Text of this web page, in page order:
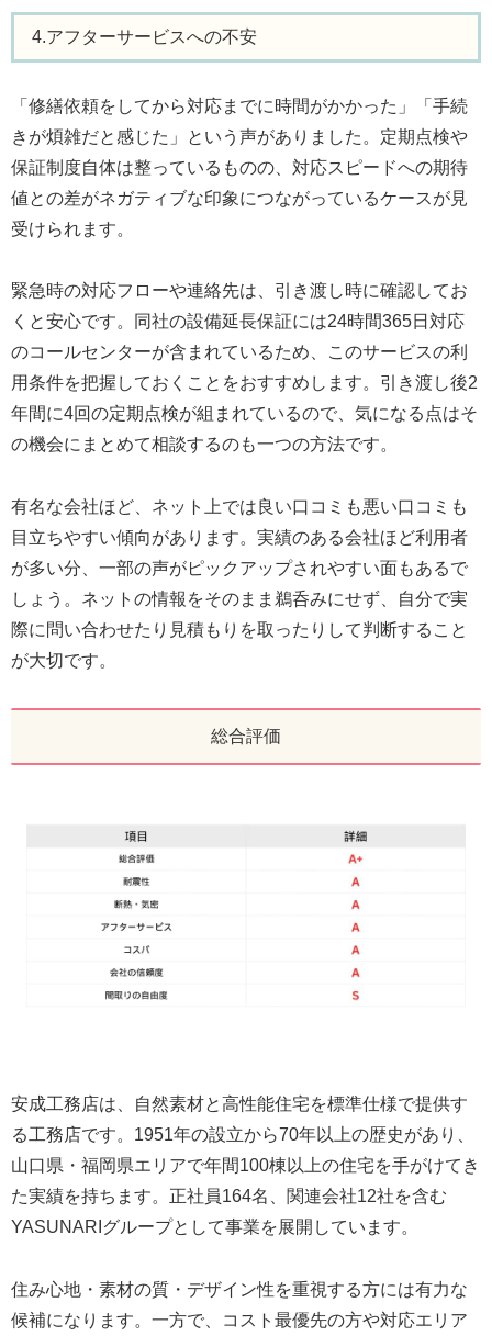
4.アフターサービスへの不安
「修繕依頼をしてから対応までに時間がかかった」「手続
きが煩雑だと感じた」という声がありました。定期点検や
保証制度自体は整っているものの、対応スピードへの期待
値との差がネガティブな印象につながっているケースが見
受けられます。
緊急時の対応フローや連絡先は、引き渡し時に確認してお
くと安心です。同社の設備延長保証には24時間365日対応
のコールセンターが含まれているため、このサービスの利
用条件を把握しておくことをおすすめします。引き渡し後2
年間に4回の定期点検が組まれているので、気になる点はそ
の機会にまとめて相談するのも一つの方法です。
有名な会社ほど、ネット上では良い口コミも悪い口コミも
目立ちやすい傾向があります。実績のある会社ほど利用者
が多い分、一部の声がピックアップされやすい面もあるで
しょう。ネットの情報をそのまま鵜呑みにせず、自分で実
際に問い合わせたり見積もりを取ったりして判断すること
が大切です。
総合評価
安成工務店は、自然素材と高性能住宅を標準仕様で提供す
る工務店です。1951年の設立から70年以上の歴史があり、
山口県・福岡県エリアで年間100棟以上の住宅を手がけてき
た実績を持ちます。正社員164名、関連会社12社を含む
YASUNARIグループとして事業を展開しています。
住み心地・素材の質・デザイン性を重視する方には有力な
候補になります。一方で、コスト最優先の方や対応エリア